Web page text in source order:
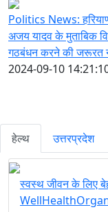
Politics News:
अजय यादव के मुताबिक
गठबंधन करने की जरूरत
2024-09-10
हेल्थ उत्तरप्रदेश
स्वस्थ जीवन के लिए